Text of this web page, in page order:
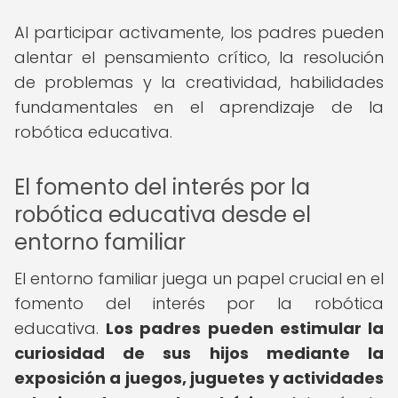
Al participar activamente, los padres pueden
alentar el pensamiento crítico, la resolución
de problemas y la creatividad, habilidades
fundamentales en el aprendizaje de la
robótica educativa.
El fomento del interés por la
robótica educativa desde el
entorno familiar
El entorno familiar juega un papel crucial en el
fomento del interés por la robótica
educativa. Los padres pueden estimular la
curiosidad de sus hijos mediante la
exposición a juegos, juguetes y actividades